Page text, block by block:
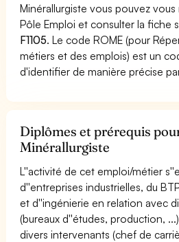
Minérallurgiste vous pouvez
Pôle Emploi et consulter la fiche
F1105. Le code ROME (pour
métiers et des emplois) est un
d'identifier de manière précise
Diplômes et prérequis
Minérallurgiste
L''activité de cet emploi/métier
d''entreprises industrielles, du
et d''ingénierie en relation avec
(bureaux d''études, production,
divers intervenants (chef de